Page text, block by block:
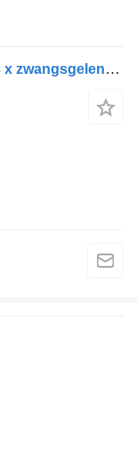
Faymonville F-S43 MEGA Telesattel 3 x zwangsgelenkt Nr.: 661